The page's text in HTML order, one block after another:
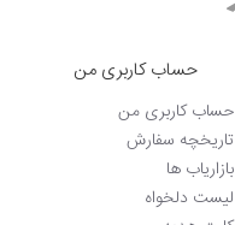
حساب کاربری من
حساب کاربری من
تاریخچه سفارش
بازاریاب ها
لیست دلخواه